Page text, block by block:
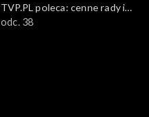
TVP.PL poleca: cenne rady i
ciekawostki
odc. 38